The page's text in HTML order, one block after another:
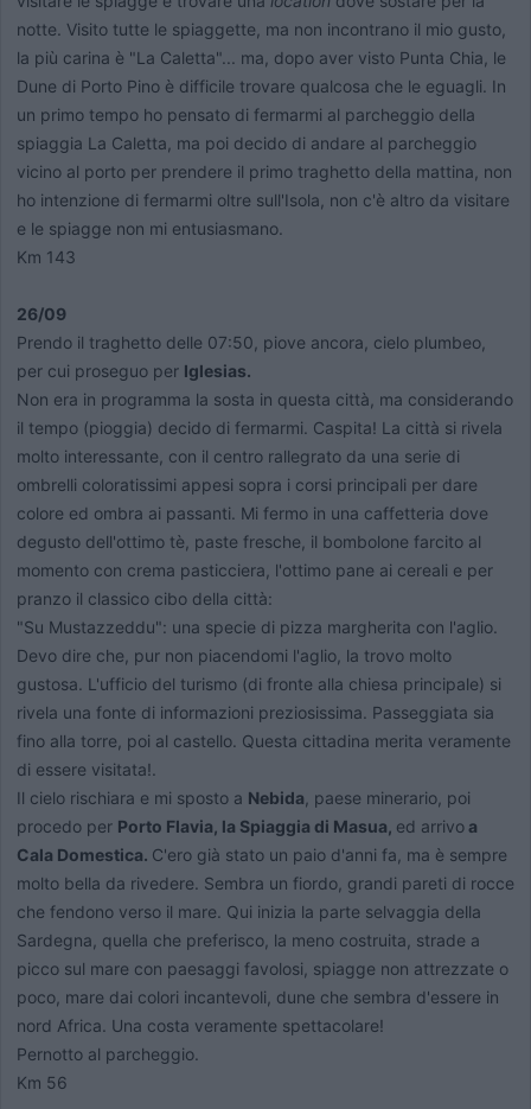
notte. Visito tutte le spiaggette, ma non incontrano il mio gusto,
la più carina è "La Caletta"... ma, dopo aver visto Punta Chia, le
Dune di Porto Pino è difficile trovare qualcosa che le eguagli. In
un primo tempo ho pensato di fermarmi al parcheggio della
spiaggia La Caletta, ma poi decido di andare al parcheggio
vicino al porto per prendere il primo traghetto della mattina, non
ho intenzione di fermarmi oltre sull'Isola, non c'è altro da visitare
e le spiagge non mi entusiasmano.
Km 143
26/09
Prendo il traghetto delle 07:50, piove ancora, cielo plumbeo,
per cui proseguo per Iglesias.
Non era in programma la sosta in questa città, ma considerando
il tempo (pioggia) decido di fermarmi. Caspita! La città si rivela
molto interessante, con il centro rallegrato da una serie di
ombrelli coloratissimi appesi sopra i corsi principali per dare
colore ed ombra ai passanti. Mi fermo in una caffetteria dove
degusto dell'ottimo tè, paste fresche, il bombolone farcito al
momento con crema pasticciera, l'ottimo pane ai cereali e per
pranzo il classico cibo della città:
"Su Mustazzeddu": una specie di pizza margherita con l'aglio.
Devo dire che, pur non piacendomi l'aglio, la trovo molto
gustosa. L'ufficio del turismo (di fronte alla chiesa principale) si
rivela una fonte di informazioni preziosissima. Passeggiata sia
fino alla torre, poi al castello. Questa cittadina merita veramente
di essere visitata!.
Il cielo rischiara e mi sposto a Nebida , paese minerario, poi
procedo per Porto Flavia, la Spiaggia di Masua, ed arrivoa
Cala Domestica. C'ero già stato un paio d'anni fa, ma è sempre
molto bella da rivedere. Sembra un fiordo, grandi pareti di rocce
che fendono verso il mare. Qui inizia la parte selvaggia della
Sardegna, quella che preferisco, la meno costruita, strade a
picco sul mare con paesaggi favolosi, spiagge non attrezzate o
poco, mare dai colori incantevoli, dune che sembra d'essere in
nord Africa. Una costa veramente spettacolare!
Pernotto al parcheggio.
Km 56